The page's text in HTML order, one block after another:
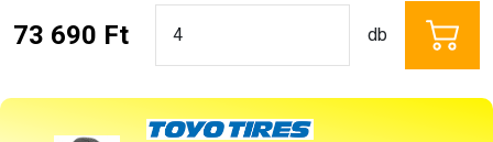
73 690 Ft db